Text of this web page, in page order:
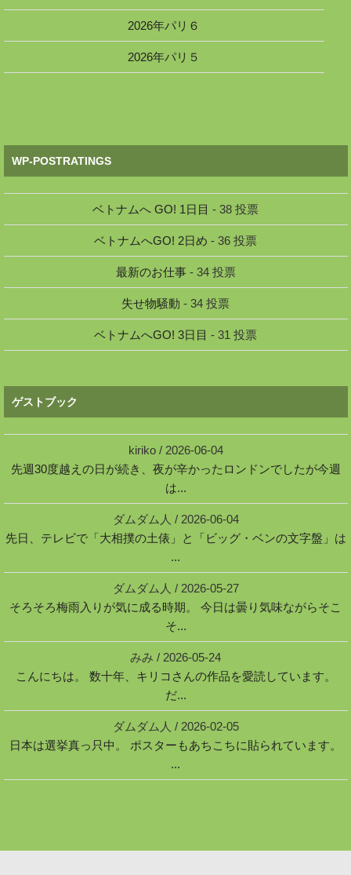
2026年パリ６
2026年パリ５
WP-POSTRATINGS
ベトナムへ GO! 1日目 - 38 投票
ベトナムへGO! 2日め - 36 投票
最新のお仕事- 34 投票
失せ物騒動 - 34 投票
ベトナムへGO! 3日目 - 31 投票
ゲストブック
kiriko/ 2026-06-04
先週30度越えの日が続き、夜が辛かったロンドンでしたが今週
は...
ダムダム人 / 2026-06-04
先日、テレビで「大相撲の土俵」と「ビッグ・ベンの文字盤」は
...
ダムダム人 / 2026-05-27
そろそろ梅雨入りが気に成る時期。 今日は曇り気味ながらそこ
そ...
みみ / 2026-05-24
こんにちは。 数十年、キリコさんの作品を愛読しています。
だ...
ダムダム人 / 2026-02-05
日本は選挙真っ只中。 ポスターもあちこちに貼られています。
...